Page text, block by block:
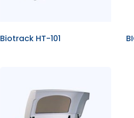
Biotrack HT-101